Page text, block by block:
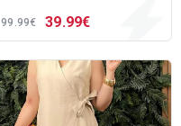
99 99€ 39 99€